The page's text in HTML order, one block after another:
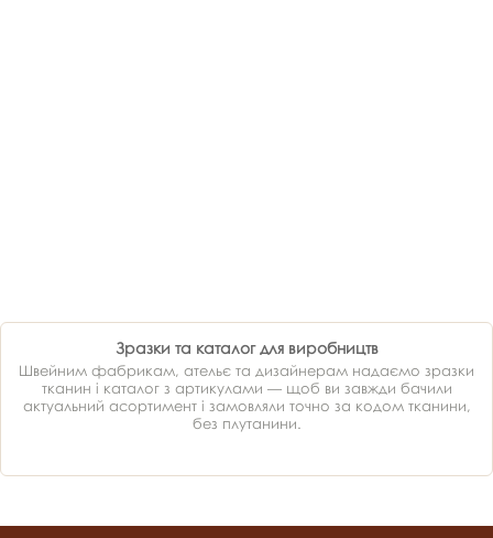
Зразки та каталог для виробництв
Швейним фабрикам, ательє та дизайнерам надаємо зразки
тканин і каталог з артикулами — щоб ви завжди бачили
актуальний асортимент і замовляли точно за кодом тканини,
без плутанини.